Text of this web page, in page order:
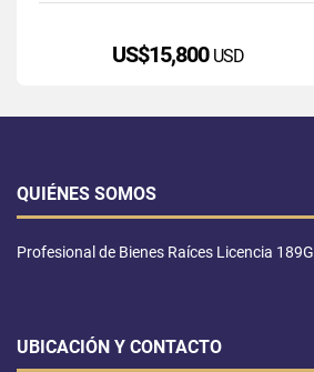
US$15,800 USD
QUIÉNES SOMOS
Profesional de Bienes Raíces Licencia 189G
UBICACIÓN Y CONTACTO